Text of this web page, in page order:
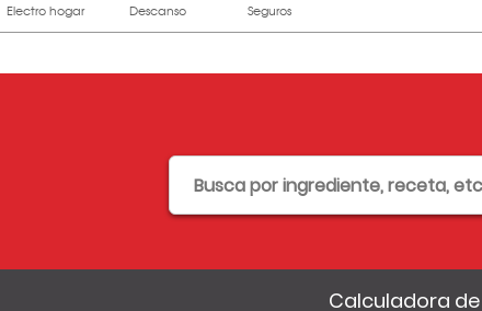
Calculadora